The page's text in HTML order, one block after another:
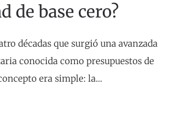
de base cero?
décadas que surgió una avanzada
conocida como presupuestos de
era simple: la…